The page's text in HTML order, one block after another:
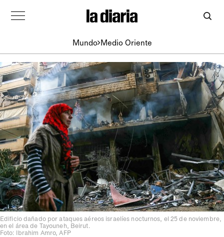
Mundo Medio Oriente
Edificio dañado por ataques aéreos israelíes nocturnos, el 25 de noviembre,
en el área de Tayouneh, Beirut.
Foto: Ibrahim Amro, AFP